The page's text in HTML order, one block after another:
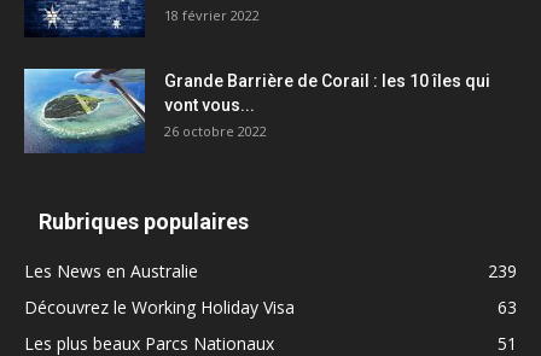
18 février 2022
Grande Barrière de Corail : les 10 îles qui
vont vous...
26 octobre 2022
Rubriques populaires
Les News en Australie
239
Découvrez le Working Holiday Visa
63
Les plus beaux Parcs Nationaux
51